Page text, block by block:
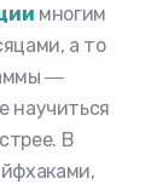
многим
а то
―
научиться
В